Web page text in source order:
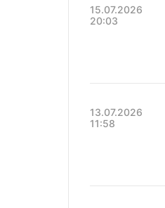
15.07.2026
20:03
13.07.2026
11:58